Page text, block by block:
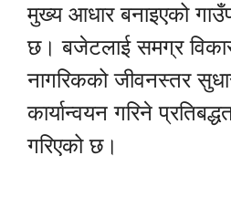
मुख्य आधार बनाइएको
छ। बजेटलाई समग्र
नागरिकको जीवनस्तर
कार्यान्वयन गरिने
गरिएको छ।